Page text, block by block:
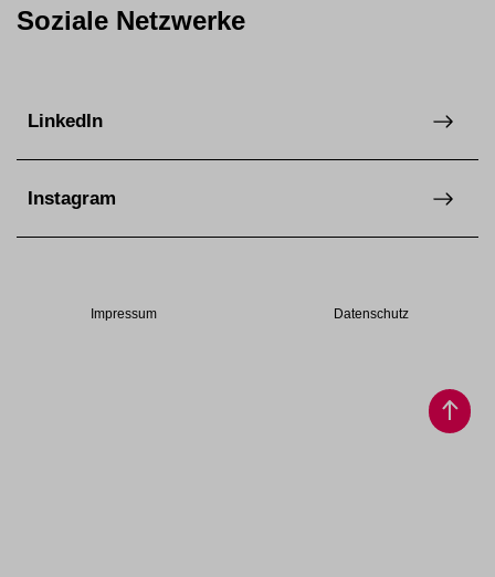
Soziale Netzwerke
LinkedIn
Instagram
Impressum Datenschutz